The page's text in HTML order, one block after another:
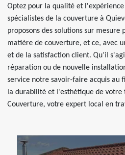
Optez pour la qualité et l'expérience
spécialistes de la couverture à
proposons des solutions sur mesure
matière de couverture, et ce, avec
et de la satisfaction client. Qu'il
réparation ou de nouvelle
service notre savoir-faire acquis au
la durabilité et l'esthétique de votre
Couverture, votre expert local en